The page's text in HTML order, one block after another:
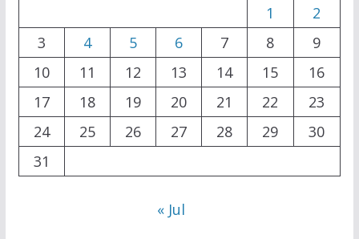
1
2
3
4 5 6 7 8
9
10
11 12 13 14 15
16
17
18 19 20 21 22
23
24
25 26 27 28 29
30
31
« Jul